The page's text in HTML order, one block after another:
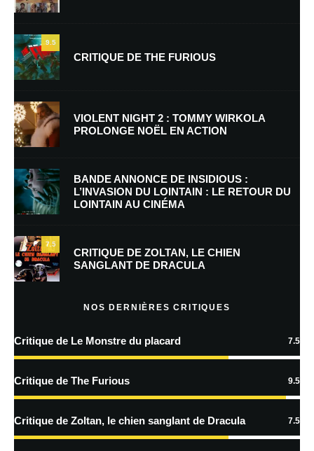
Nom*
E-mail
Enregistrer mon nom, mon e-mail et mon site dans le navigateur pour
mon prochain commentaire.
Prévenez-moi de tous les nouveaux commentaires par e-mail.
Prévenez-moi de tous les nouveaux articles par e-mail.
En savoir
traitées
9.5
CRITIQUE DE THE FURIOUS
VIOLENT NIGHT 2 : TOMMY WIRKOLA
PROLONGE NOËL EN ACTION
BANDE ANNONCE DE INSIDIOUS :
L’INVASION DU LOINTAIN : LE RETOUR DU
LOINTAIN AU CINÉMA
7.5
CRITIQUE DE ZOLTAN, LE CHIEN
SANGLANT DE DRACULA
NOS DERNIÈRES CRITIQUES
Critique de Le Monstre du placard 7.5
Critique de The Furious 9.5
Critique de Zoltan, le chien sanglant de Dracula 7.5